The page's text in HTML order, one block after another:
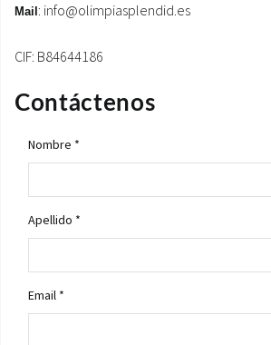
Mail : info@olimpiasplendid.es
CIF: B84644186
Contáctenos
Nombre *
Apellido *
Email *